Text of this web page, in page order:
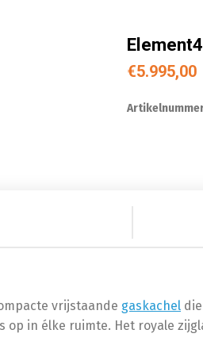
€5.995,00
vrijstaande gaskachel
in élke ruimte. Het royale